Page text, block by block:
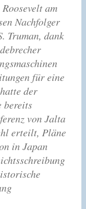
am
Nachfolger
Truman, dank
für eine
der
bereits
von Jalta
erteilt, Pläne
in Japan